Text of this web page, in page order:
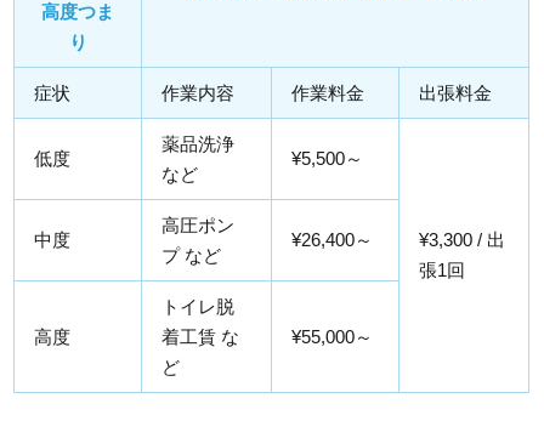
高度つま
り
症状 作業内容 作業料金 出張料金
低度
薬品洗浄
など
¥5,500～
¥3,300 / 出
張1回
中度
高圧ポン
プ など
¥26,400～
高度
トイレ脱
着工賃 な
ど
¥55,000～